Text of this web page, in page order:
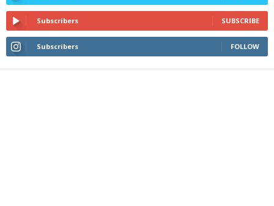
Subscribers SUBSCRIBE
Subscribers FOLLOW